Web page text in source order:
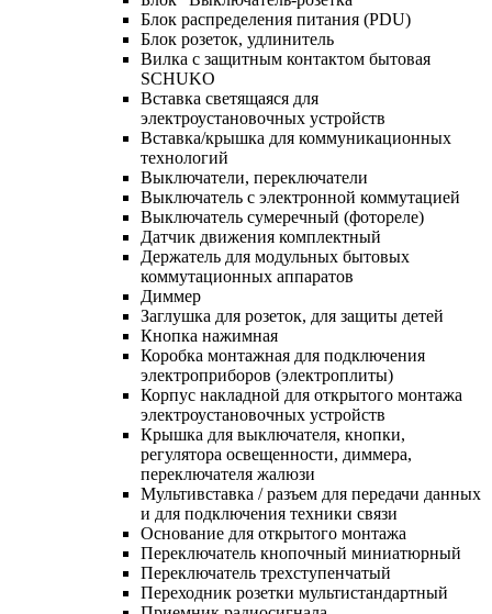
Блок распределения питания (PDU)
Блок розеток, удлинитель
Вилка с защитным контактом бытовая
SCHUKO
Вставка светящаяся для
электроустановочных устройств
Вставка/крышка для коммуникационных
технологий
Выключатели, переключатели
Выключатель с электронной коммутацией
Выключатель сумеречный (фотореле)
Датчик движения комплектный
Держатель для модульных бытовых
коммутационных аппаратов
Диммер
Заглушка для розеток, для защиты детей
Кнопка нажимная
Коробка монтажная для подключения
электроприборов (электроплиты)
Корпус накладной для открытого монтажа
электроустановочных устройств
Крышка для выключателя, кнопки,
регулятора освещенности, диммера,
переключателя жалюзи
Мультивставка / разъем для передачи данных
и для подключения техники связи
Основание для открытого монтажа
Переключатель кнопочный миниатюрный
Переключатель трехступенчатый
Переходник розетки мультистандартный